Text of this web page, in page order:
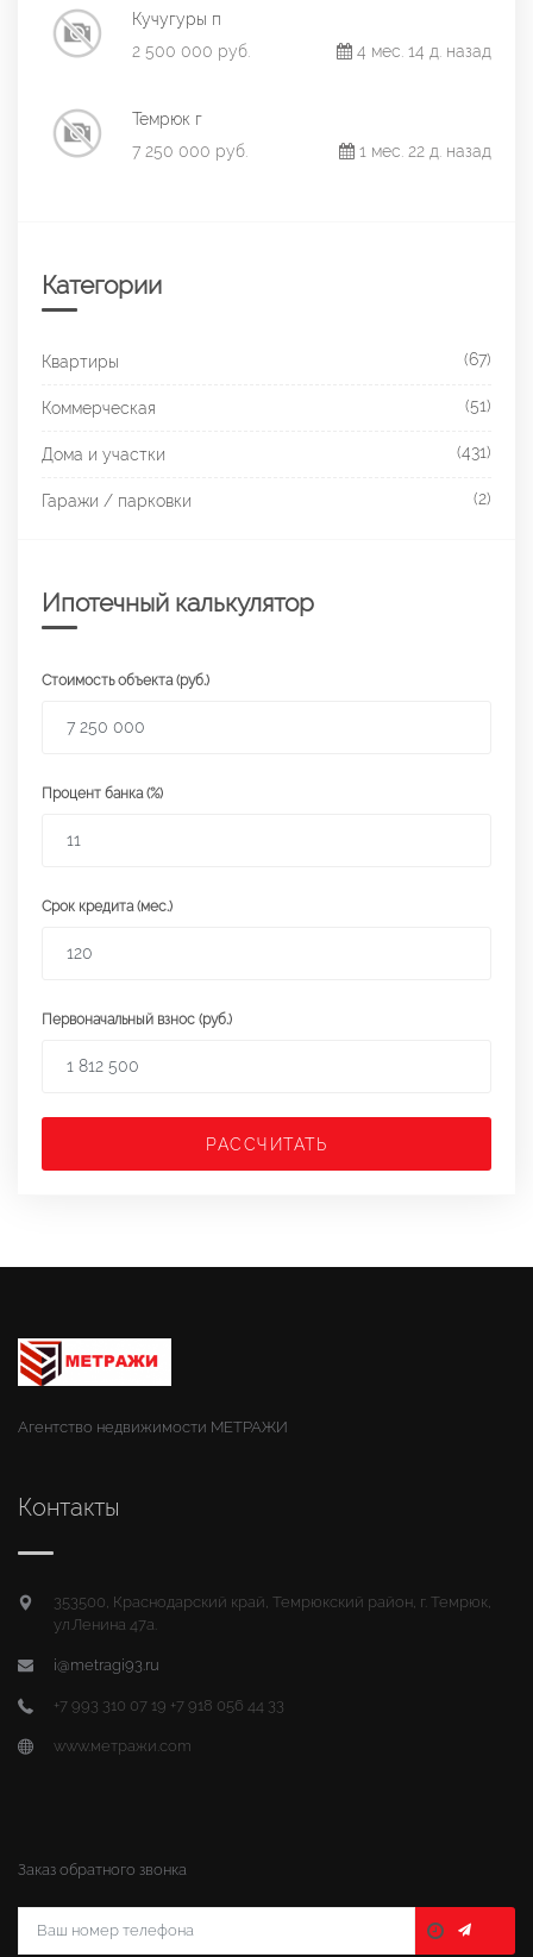
Кучугуры п
2 500 000 руб.
4 мес. 14 д. назад
Темрюк г
7 250 000 руб.
1 мес. 22 д. назад
Категории
Квартиры (67)
Коммерческая (51)
Дома и участки (431)
Гаражи / парковки (2)
Ипотечный калькулятор
Стоимость объекта (руб.)
Процент банка (%)
Срок кредита (мес.)
Первоначальный взнос (руб.)
РАССЧИТАТЬ
Агентство недвижимости МЕТРАЖИ
Контакты
353500, Краснодарский край, Темрюкский район, г. Темрюк,
ул.Ленина 47а.
i@metragi93.ru
+7 993 310 07 19 +7 918 056 44 33
www.метражи.com
Заказ обратного звонка